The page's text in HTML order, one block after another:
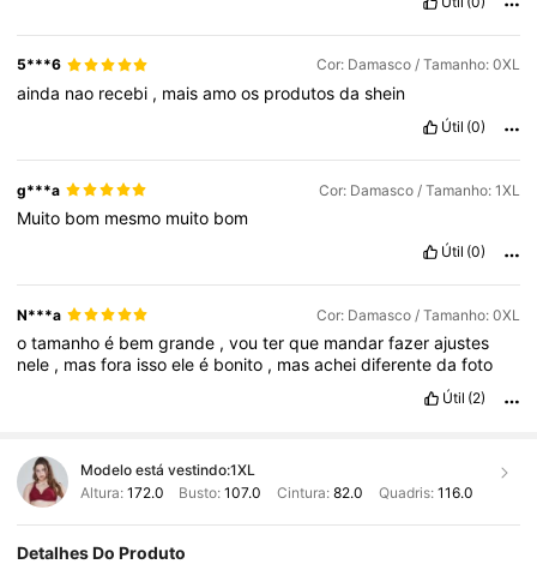
5***6 Cor: Damasco / Tamanho: 0XL
ainda nao recebi , maisamoos produtosdashein
Útil (0)
g***a Cor: Damasco / Tamanho: 1XL
Muito bom mesmo muito bom
Útil (0)
N***a Cor: Damasco / Tamanho: 0XL
otamanhoé bemgrande ,vouterque mandarfazerajustes
nele , masfora issoeleé bonito , masacheidiferentedafoto
Útil (2)
Modelo está vestindo:1XL
Altura: 172.0 Busto:107.0 Cintura: 82.0 Quadris: 116.0
Detalhes Do Produto